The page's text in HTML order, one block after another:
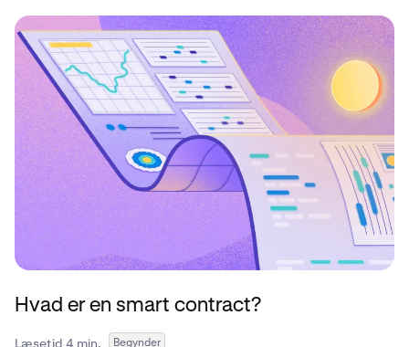
Hvad er en smart contract?
Læsetid 4 min. Begynder